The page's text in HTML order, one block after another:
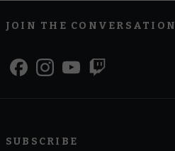
JOIN THE CONVERSATION
SUBSCRIBE